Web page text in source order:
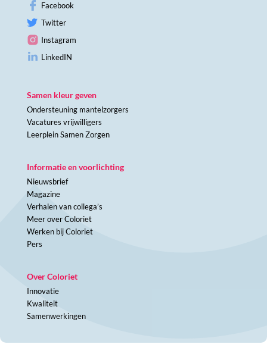
Facebook
Twitter
Instagram
LinkedIN
Samen kleur geven
Ondersteuning mantelzorgers
Vacatures vrijwilligers
Leerplein Samen Zorgen
Informatie en voorlichting
Nieuwsbrief
Magazine
Verhalen van collega’s
Meer over Coloriet
Werken bij Coloriet
Pers
Over Coloriet
Innovatie
Kwaliteit
Samenwerkingen